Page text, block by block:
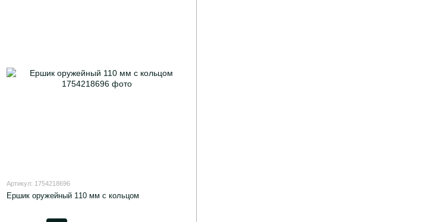
Артикул: 1754218696
Ершик оружейный 110 мм с кольцом